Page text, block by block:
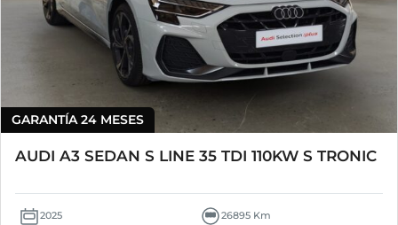
GARANTÍA 24 MESES
AUDI A3 SEDAN S LINE 35 TDI 110KW S TRONIC
2025 26895 Km